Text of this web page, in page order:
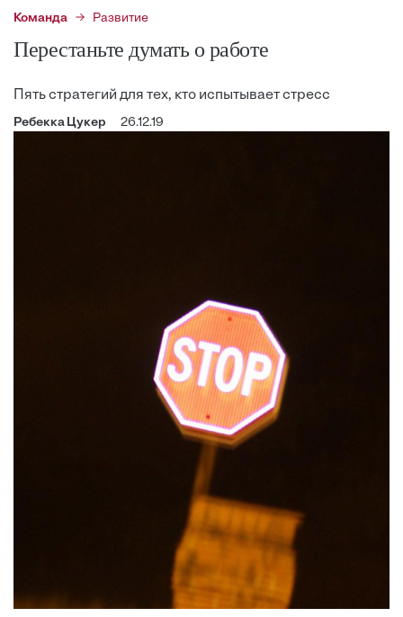
Команда Развитие
Перестаньте думать о работе
Пять стратегий для тех, кто испытывает стресс
Ребекка Цукер 26.12.19